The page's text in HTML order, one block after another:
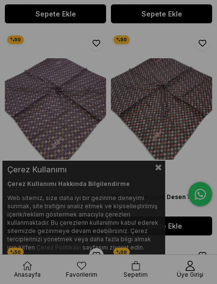
Sepete Ekle Sepete Ekle
Shawl Secret Çiçek Desen Tülbent Mor 54986
$ 4.17
$ 8.31
Sepete Ekle
Shawl Secret Çiçek Desen Tülbent Siyah 54988
$ 4.17
$ 8.31
Sepete Ekle
Çerez Kullanımı
Çerez Kullanımı Hakkında Bilgilendirme
Web sitemiz, size daha iyi bir gezinme deneyimi
sunmak, site trafiğini analiz etmek ve kişiselleştirilmiş
içerik/reklam göstermek amacıyla çerezleri
kullanmaktadır. Bu çerezlerin kullanımını kabul ederek
sitemizde gezinmeye devam edebilirsiniz. Çerez
terciplerinizi yönetmek veya daha fazla bilgi almak
için lütfen Çerez Politikası sayfasını ziyaret edin.
Anasayfa Favorilerim Sepetim Üye Girişi